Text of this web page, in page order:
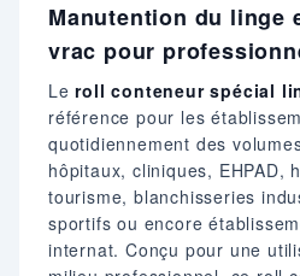
Manutention du linge
vrac pour
Leroll conteneur spécial
référence pour les
quotidiennement des
hôpitaux, cliniques, EHPAD,
tourisme, blanchisseries
sportifs ou encore
internat. Conçu pour une